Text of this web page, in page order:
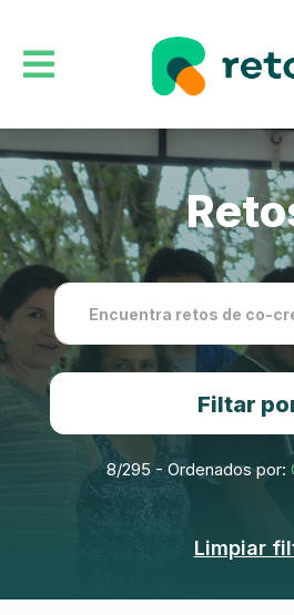
Filtar
8/295 - Ordenados por:
Limpiar